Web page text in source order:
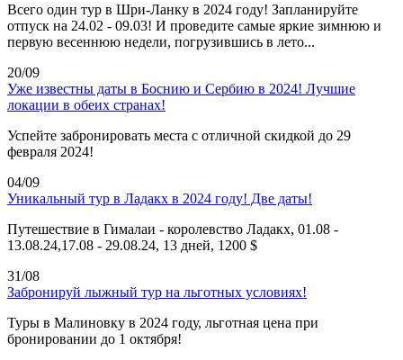
Всего один тур в Шри-Ланку в 2024 году! Запланируйте
отпуск на 24.02 - 09.03! И проведите самые яркие зимнюю и
первую весеннюю недели, погрузившись в лето...
20/09
Уже известны даты в Боснию и Сербию в 2024! Лучшие
локации в обеих странах!
Успейте забронировать места с отличной скидкой до 29
февраля 2024!
04/09
Уникальный тур в Ладакх в 2024 году! Две даты!
Путешествие в Гималаи - королевство Ладакх, 01.08 -
13.08.24,17.08 - 29.08.24, 13 дней, 1200 $
31/08
Забронируй лыжный тур на льготных условиях!
Туры в Малиновку в 2024 году, льготная цена при
бронировании до 1 октября!